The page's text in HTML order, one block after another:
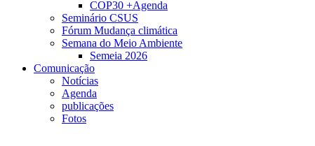
COP30 +Agenda
Seminário CSUS
Fórum Mudança climática
Semana do Meio Ambiente
Semeia 2026
Comunicação
Notícias
Agenda
publicações
Fotos